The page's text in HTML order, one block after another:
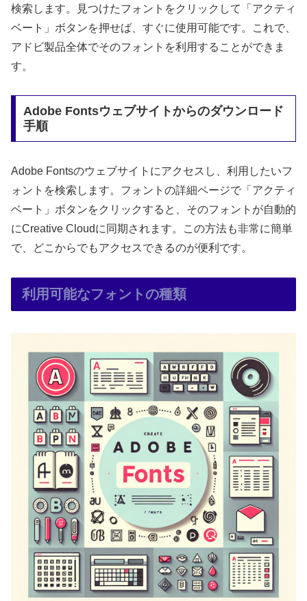
検索します。見つけたフォントをクリックして「アクティ
ベート」ボタンを押せば、すぐに使用可能です。これで、
アドビ製品全体でそのフォントを利用することができま
す。
Adobe Fontsウェブサイトからのダウンロード
手順
Adobe Fontsのウェブサイトにアクセスし、利用したいフ
ォントを検索します。フォントの詳細ページで「アクティ
ベート」ボタンをクリックすると、そのフォントが自動的
にCreative Cloudに同期されます。この方法も非常に簡単
で、どこからでもアクセスできるのが便利です。
利用可能なフォントの種類